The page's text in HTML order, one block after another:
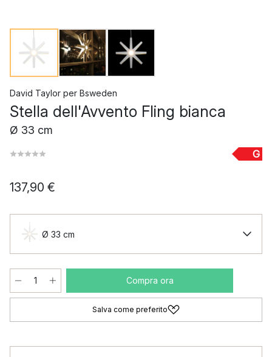
David Taylor per Bsweden
Stella dell'Avvento Fling bianca
Ø 33 cm
G
137,90 €
Ø 33 cm
Compra ora
Salva come preferito